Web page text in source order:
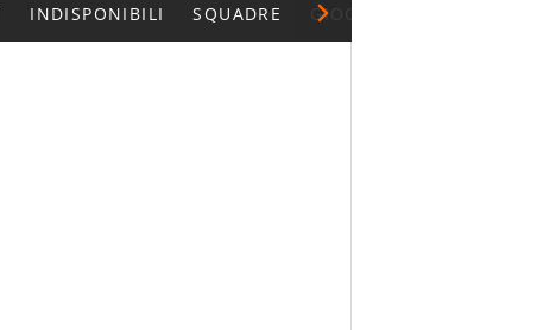
CALENDARI E CLASSIFICHE
INDISPONIBILI SQUADRE GIOCATORI SERIE A